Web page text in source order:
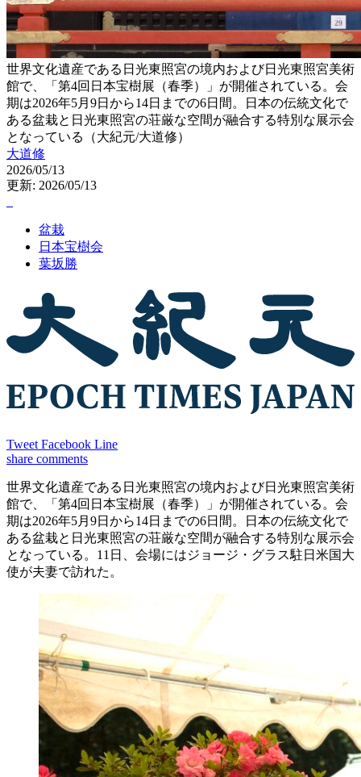
世界文化遺産である日光東照宮の境内および日光東照宮美術
館で、「第4回日本宝樹展（春季）」が開催されている。会
期は2026年5月9日から14日までの6日間。日本の伝統文化で
ある盆栽と日光東照宮の荘厳な空間が融合する特別な展示会
となっている（大紀元/大道修）
大道修
2026/05/13
更新: 2026/05/13
盆栽
日本宝樹会
葉坂勝
Tweet Facebook Line
share comments
世界文化遺産である日光東照宮の境内および日光東照宮美術
館で、「第4回日本宝樹展（春季）」が開催されている。会
期は2026年5月9日から14日までの6日間。日本の伝統文化で
ある盆栽と日光東照宮の荘厳な空間が融合する特別な展示会
となっている。11日、会場にはジョージ・グラス駐日米国大
使が夫妻で訪れた。